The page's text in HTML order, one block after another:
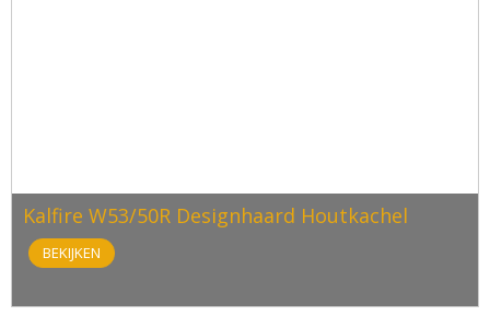
Kalfire W53/50R Designhaard Houtkachel
BEKIJKEN